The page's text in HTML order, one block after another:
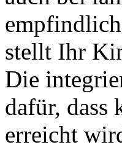
stellt Ihr
Die
dafür, dass
erreicht